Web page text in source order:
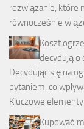
rozwiązanie, które
równocześnie
Koszt
decydują o
Decydując się na
pytaniem, co
Kluczowe
Kupować